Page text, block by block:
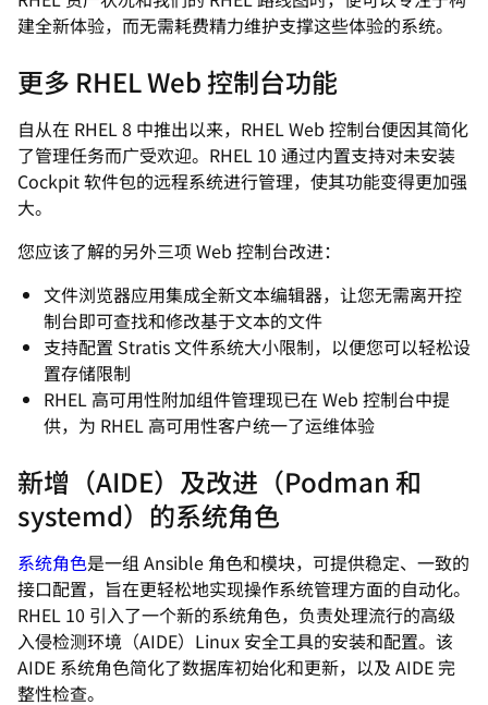
建全新体验，而无需耗费精力维护支撑这些体验的系统。
更多 RHEL Web 控制台功能
自从在 RHEL 8 中推出以来，RHEL Web 控制台便因其简化
了管理任务而广受欢迎。RHEL 10 通过内置支持对未安装
Cockpit 软件包的远程系统进行管理，使其功能变得更加强
大。
您应该了解的另外三项 Web 控制台改进：
文件浏览器应用集成全新文本编辑器，让您无需离开控
制台即可查找和修改基于文本的文件
支持配置 Stratis 文件系统大小限制，以便您可以轻松设
置存储限制
RHEL 高可用性附加组件管理现已在 Web 控制台中提
供，为 RHEL 高可用性客户统一了运维体验
新增（AIDE）及改进（Podman 和
systemd）的系统角色
系统角色是一组 Ansible 角色和模块，可提供稳定、一致的
接口配置，旨在更轻松地实现操作系统管理方面的自动化。
RHEL 10 引入了一个新的系统角色，负责处理流行的高级
入侵检测环境（AIDE）Linux 安全工具的安装和配置。该
AIDE 系统角色简化了数据库初始化和更新，以及 AIDE 完
整性检查。